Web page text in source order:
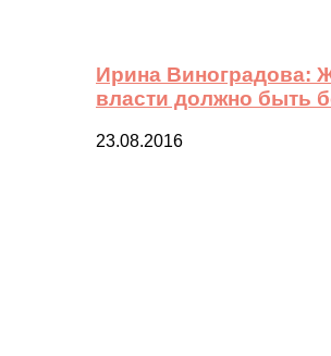
Ирина Виноградова:
власти должно быть
23.08.2016